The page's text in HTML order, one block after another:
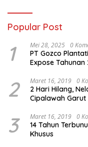
Popular Post
1 Mei 28, 2025 0
PT Gozco
Expose Tahunan
2 Maret 16, 2019 0
2 Hari Hilang,
Cipalawah Garut
3 Maret 16, 2019 0
14 Tahun
Khusus